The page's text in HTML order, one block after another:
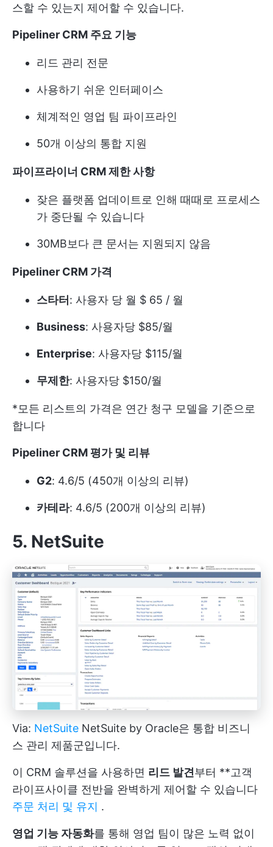
스할 수 있는지 제어할 수 있습니다.
Pipeliner CRM 주요 기능
리드 관리 전문
사용하기 쉬운 인터페이스
체계적인 영업 팀 파이프라인
50개 이상의 통합 지원
파이프라이너 CRM 제한 사항
잦은 플랫폼 업데이트로 인해 때때로 프로세스
가 중단될 수 있습니다
30MB보다 큰 문서는 지원되지 않음
Pipeliner CRM 가격
스타터 : 사용자 당 월 $ 65 / 월
Business: 사용자당 $85/월
Enterprise: 사용자당 $115/월
무제한: 사용자당 $150/월
*모든 리스트의 가격은 연간 청구 모델을 기준으로
합니다
Pipeliner CRM 평가 및 리뷰
G2: 4.6/5 (450개 이상의 리뷰)
카테라: 4.6/5 (200개 이상의 리뷰)
5. NetSuite
Via: NetSuite NetSuite by Oracle은 통합 비즈니
스 관리 제품군입니다.
이 CRM 솔루션을 사용하면 리드 발견 부터 **고객
라이프사이클 전반을 완벽하게 제어할 수 있습니다
주문 처리 및 유지 .
영업 기능 자동화를 통해 영업 팀이 많은 노력 없이